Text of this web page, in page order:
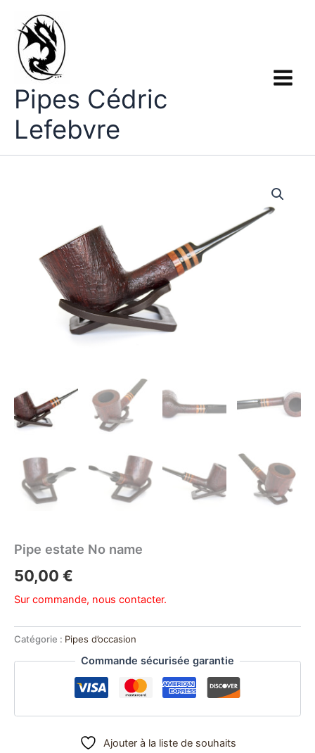
contenu
Pipes Cédric
Lefebvre
Pipe estate No name
50,00 €
Sur commande, nous contacter.
Catégorie : Pipes d’occasion
Commande sécurisée garantie
Ajouter à la liste de souhaits